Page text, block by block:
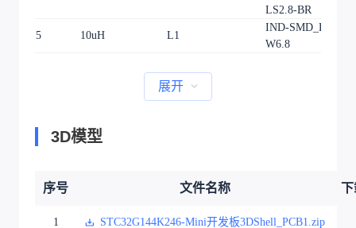
LS2.8-BR
5 10uH L1
IND-SMD_L7.3-
W6.8
展开
3D模型
序号 文件名称 下
1 STC32G144K246-Mini开发板3DShell_PCB1.zip